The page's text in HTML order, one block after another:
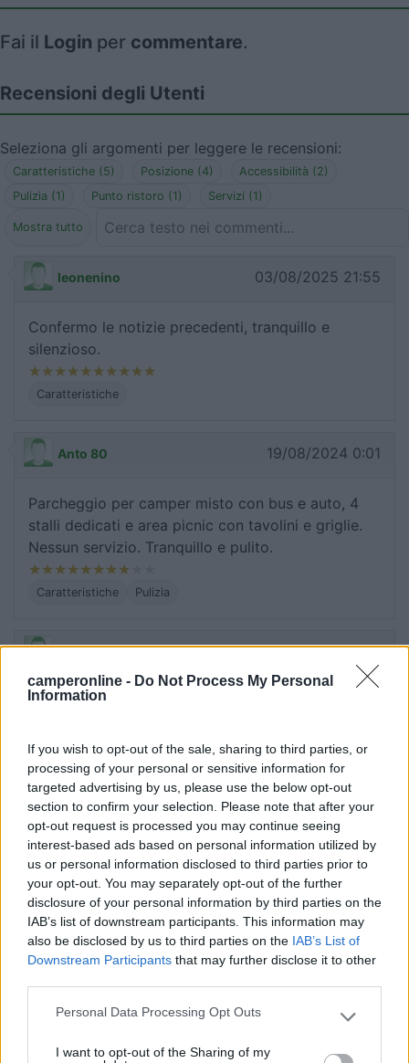
camperonline - Do Not Process My Personal
Information
If you wish to opt-out of the sale, sharing to third parties, or
processing of your personal or sensitive information for
targeted advertising by us, please use the below opt-out
section to confirm your selection. Please note that after your
opt-out request is processed you may continue seeing
interest-based ads based on personal information utilized by
us or personal information disclosed to third parties prior to
your opt-out. You may separately opt-out of the further
disclosure of your personal information by third parties on the
IAB’s list of downstream participants. This information may
also be disclosed by us to third parties on the IAB’s List of
Downstream Participants that may further disclose it to other
Please note that this website/app uses one or more Google
not limited to your visit or usage behaviour. You may click to
Personal Data Processing Opt Outs
I want to opt-out of the Sharing of my
Fai il Login per commentare.
Recensioni degli Utenti
Seleziona gli argomenti per leggere le recensioni:
Caratteristiche (5) Posizione (4)
Accessibilità (2)
Pulizia (1)
Punto ristoro (1) Servizi (1)
Mostra tutto
leonenino 03/08/2025 21:55
Confermo le notizie precedenti, tranquillo e
silenzioso.
Caratteristiche
Anto 80 19/08/2024 0:01
Parcheggio per camper misto con bus e auto, 4
stalli dedicati e area picnic con tavolini e griglie.
Nessun servizio. Tranquillo e pulito.
Caratteristiche Pulizia
PhotoClimber 09/08/2019 8:54
Parcheggio comodo se si è di passaggio, ma non
sono, panetteria nelle vicinanze e diversi
alimentari entrando a Valpelline (circa 400m a
piedi).
Posizione Punto ristoro
Banana C 26/08/2018 1:58
Parcheggio per 3 camper (anche se in realtà ci
sono 5 stalli grandi) senza servizi. Posizione
splendida, silenziosa, con un corso d'acqua alle
spalle che rilassa e concilia il sonno. A fianco del
Note: nessun benzinaio e nessun negozio di